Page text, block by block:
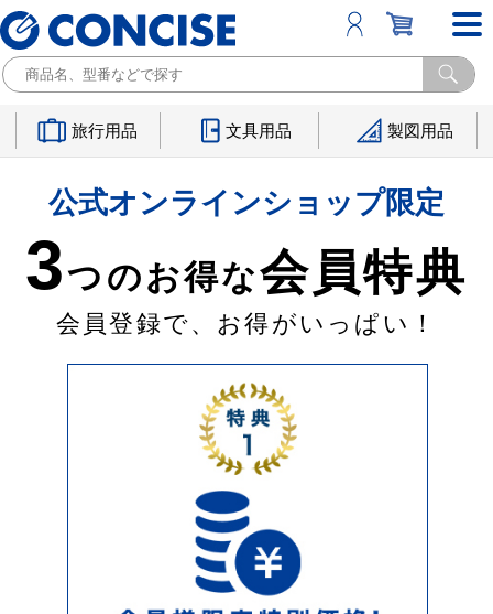
旅行用品 文具用品 製図用品
公式オンラインショップ限定
3つのお得な会員特典
会員登録で、お得がいっぱい！